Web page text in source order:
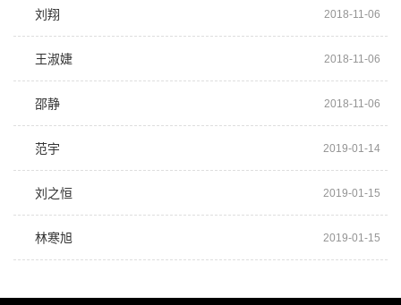
刘翔 2018-11-06
王淑婕 2018-11-06
邵静 2018-11-06
范宇 2019-01-14
刘之恒 2019-01-15
林寒旭 2019-01-15